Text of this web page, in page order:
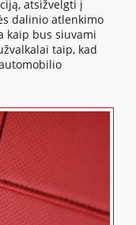
atsižvelgti į
dalinio atlenkimo
kaip bus siuvami
taip, kad